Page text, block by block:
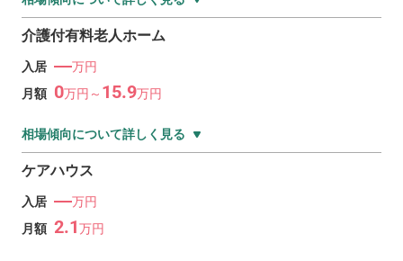
介護付有料老人ホーム
入居 ―万円
月額 0万円～ 15.9万円
相場傾向について詳しく見る
ケアハウス
入居 ―万円
月額 2.1万円